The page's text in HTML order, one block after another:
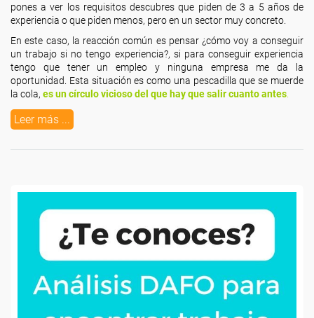
pones a ver los requisitos descubres que piden de 3 a 5 años de
experiencia o que piden menos, pero en un sector muy concreto.
En este caso, la reacción común es pensar ¿cómo voy a conseguir
un trabajo si no tengo experiencia?, si para conseguir experiencia
tengo que tener un empleo y ninguna empresa me da la
oportunidad. Esta situación es como una pescadilla que se muerde
la cola, es un círculo vicioso del que hay que salir cuanto antes
Leer más ...